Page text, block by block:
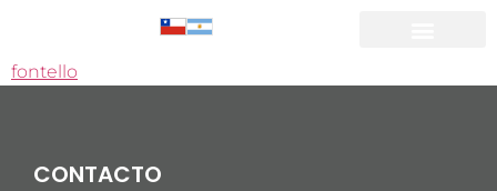
fontello
CONTACTO